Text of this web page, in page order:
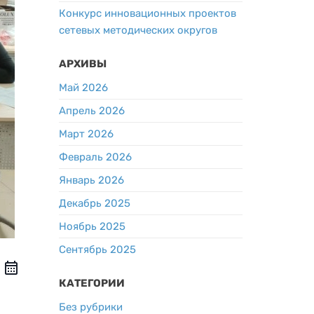
Конкурс инновационных проектов
сетевых методических округов
АРХИВЫ
Май 2026
Апрель 2026
Март 2026
Февраль 2026
Январь 2026
Декабрь 2025
Ноябрь 2025
Сентябрь 2025
КАТЕГОРИИ
Без рубрики